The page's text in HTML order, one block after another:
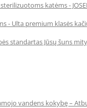
katėms -
- Ulta premium klasės
standartas Jūsų šuns
vandens kokybę –